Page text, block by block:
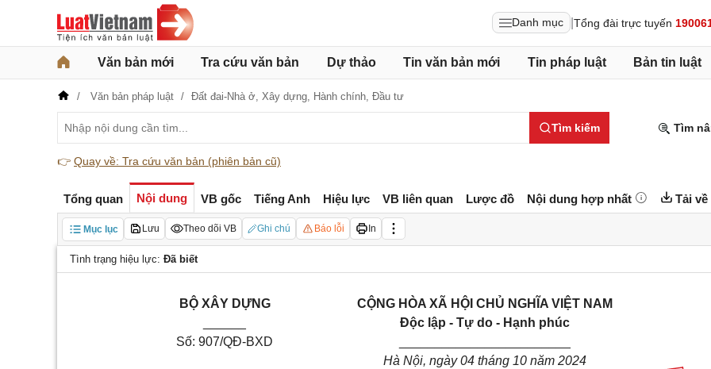
Danh mục Tổng đài trực tuyến
Văn bản mới Tra cứu văn bản Dự thảo Tin văn bản mới Tin pháp luật Bản tin luật
Văn bản pháp luật Đất đai-Nhà ở, Xây dựng, Hành chính, Đầu tư
Tìm kiếm Tìm
👉 Quay về: Tra cứu văn bản (phiên bản cũ)
Tổng quan Nội dung VB gốc Tiếng Anh Hiệu lực VB liên quan Lược đồ Nội dung hợp nhất Tải về
Mục lục Lưu Theo dõi VB Ghi chú Báo lỗi In
Tình trạng hiệu lực: Đã biết
BỘ XÂY DỰNG
Số: 907/QĐ-BXD
CỘNG HÒA XÃ HỘI CHỦ NGHĨA VIỆT NAM
Độc lập - Tự do - Hạnh phúc
Hà Nội, ngày 04 tháng 10 năm 2024